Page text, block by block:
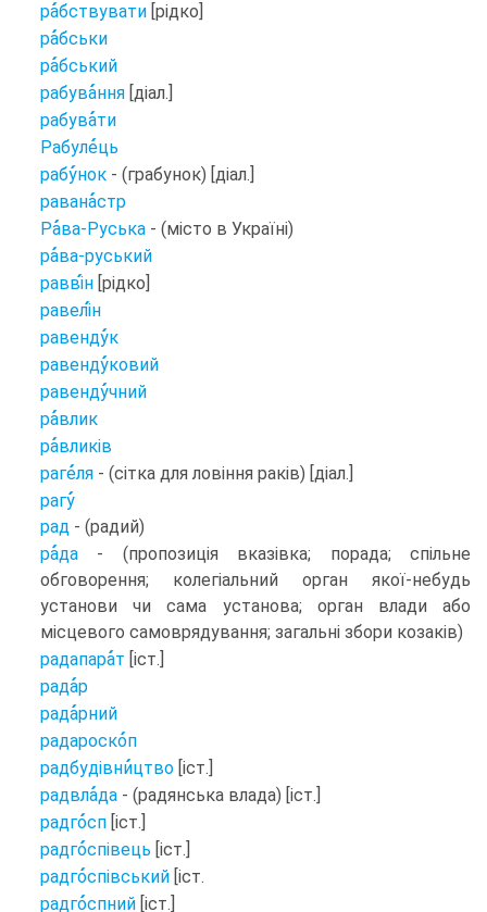
рабствувати [рідко]
рабськи
рабський
рабування [діал.]
рабувати
Рабулець
рабунок - (грабунок) [діал.]
раванастр
Рава-Руська - (місто в Україні)
рава-руський
раввін [рідко]
равелін
равендук
равендуковий
равендучний
равлик
равликів
рагеля - (сітка для ловіння раків) [діал.]
рагу
рад - (радий)
рада - (пропозиція вказівка; порада; спільне
обговорення; колегіальний орган якої-небудь
установи чи сама установа; орган влади або
місцевого самоврядування; загальні збори козаків)
радапарат [іст.]
радар
радарний
радароскоп
радбудівництво [іст.]
радвлада - (радянська влада) [іст.]
радгосп [іст.]
радгоспівець [іст.]
радгоспівський [іст.
радгоспний [іст.]